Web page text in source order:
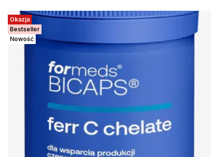
Okazja
Bestseller
Nowość